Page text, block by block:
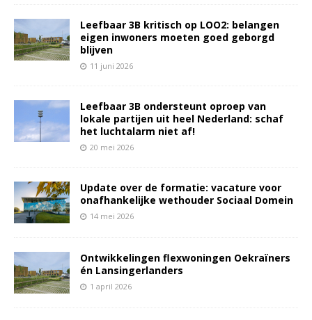
Leefbaar 3B kritisch op LOO2: belangen
eigen inwoners moeten goed geborgd
blijven
11 juni 2026
Leefbaar 3B ondersteunt oproep van
lokale partijen uit heel Nederland: schaf
het luchtalarm niet af!
20 mei 2026
Update over de formatie: vacature voor
onafhankelijke wethouder Sociaal Domein
14 mei 2026
Ontwikkelingen flexwoningen Oekraïners
én Lansingerlanders
1 april 2026